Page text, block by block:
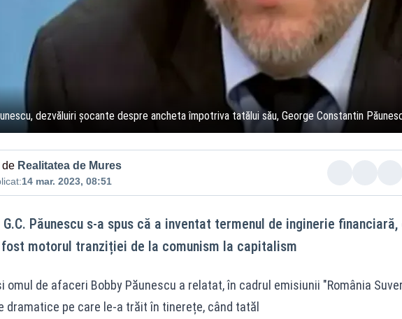
dezvăluiri șocante despre ancheta împotriva tatălui său, George Constantin
de Realitatea de Mures
14 mar. 2023, 08:51
G.C. Păunescu s-a spus că a inventat termenul de inginerie financiară,
motorul tranziției de la comunism la capitalism
omul de afaceri Bobby Păunescu a relatat, în cadrul emisiunii "România
dramatice pe care le-a trăit în tinerețe, când tatăl